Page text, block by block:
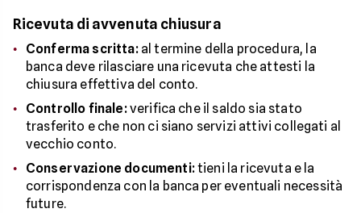
Ricevuta di avvenuta chiusura
Conferma scritta:al termine della procedura, la
banca deve rilasciare una ricevuta che attesti la
chiusura effettiva del conto.
Controllo finale:verifica che il saldo sia stato
trasferito e che non ci siano servizi attivi collegati al
vecchio conto.
Conservazione documenti:tieni la ricevuta e la
corrispondenza con la banca per eventuali necessità
future.